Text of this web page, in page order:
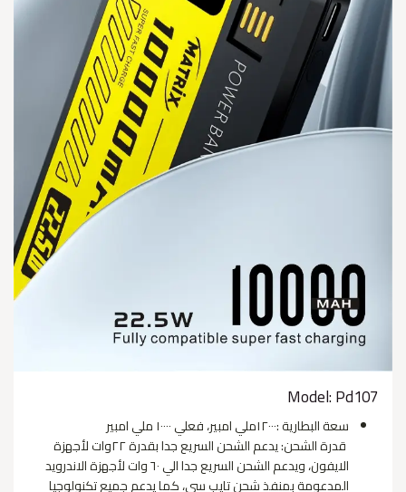
Model: Pd107
سعة البطارية :١٢٠٠٠ملي امبير، فعلي ١٠٠٠٠ ملي امبير
قدرة الشحن: يدعم الشحن السريع جدا بقدرة ٢٢وات لأجهزة
الايفون، ويدعم الشحن السريع جدا الي ٦٠ وات لأجهزة الاندرويد
المدعومة بمنفذ شحن تايب سي، كما يدعم جميع تكنولوجيا